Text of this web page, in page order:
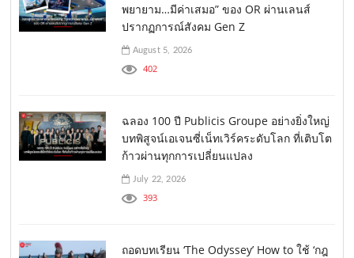
พยายาม…มีค่าเสมอ” ของ OR ผ่านเลนส์
ปรากฏการณ์สังคม Gen Z
August 5, 2026
402
ฉลอง 100 ปี Publicis Groupe อย่างยิ่งใหญ่
บทพิสูจน์เอเจนซี่เน็ทเวิร์คระดับโลก ที่เติบโต
ก้าวผ่านทุกการเปลี่ยนแปลง
July 22, 2026
393
ถอดบทเรียน ‘The Odyssey’ How to ใช้ ‘กฎ